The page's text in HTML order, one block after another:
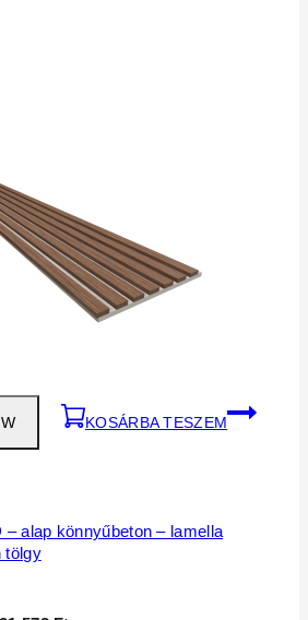
KOSÁRBA TESZEM
– alap könnyűbeton – lamella
tölgy